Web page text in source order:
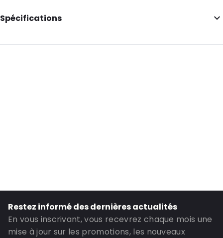
Spécifications
Informations complémentaires: Avec encoches
Contenance en ml: 1750
En-tête: 30
Restez informé des dernières actualités
En vous inscrivant, vous recevrez chaque mois une
mise à jour sur les promotions, les nouveaux